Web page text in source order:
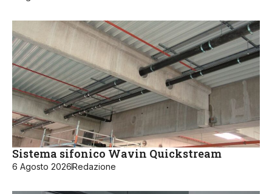
Sistema sifonico Wavin Quickstream
6 Agosto 2026Redazione